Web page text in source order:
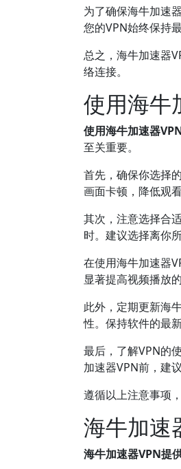
为了确保海牛加速
您的VPN始终保持
总之，海牛加速器
络连接。
使用海牛
使用海牛加速器
至关重要。
首先，确保你选择
画面卡顿，降低观
其次，注意选择合
时。建议选择离你
在使用海牛加速器
显著提高视频播放
此外，定期更新海
性。保持软件的最
最后，了解VPN的
加速器VPN前，建
遵循以上注意事项
海牛加速
海牛加速器VPN提